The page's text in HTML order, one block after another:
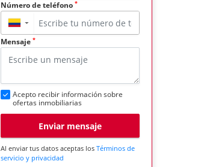
Número de teléfono *
▼
Mensaje *
Acepto recibir información sobre
ofertas inmobiliarias
Enviar mensaje
Al enviar tus datos aceptas los Términos de
servicio y privacidad